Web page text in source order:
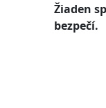
Žiaden
bezpečí.